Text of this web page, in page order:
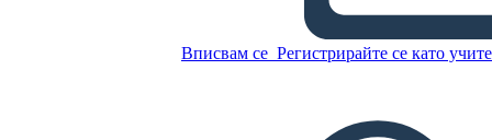
Вписвам се Регистрирайте се като
1812 ציר זמן
Копирайте този Storyboard